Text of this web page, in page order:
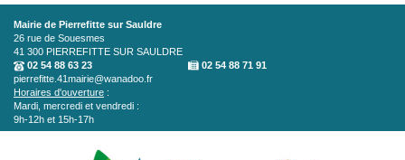
Aller au contenu principal
Mairie de Pierrefitte sur Sauldre
26 rue de Souesmes
41 300 PIERREFITTE SUR SAULDRE
02 54 88 63 23
02 54 88 71 91
pierrefitte.41mairie@wanadoo.fr
Horaires d'ouverture :
Mardi, mercredi et vendredi :
9h-12h et 15h-17h